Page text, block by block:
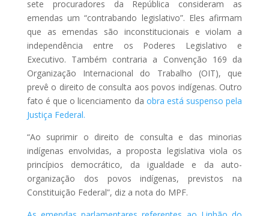
sete procuradores da República consideram as
emendas um “contrabando legislativo”. Eles afirmam
que as emendas são inconstitucionais e violam a
independência entre os Poderes Legislativo e
Executivo. Também contraria a Convenção 169 da
Organização Internacional do Trabalho (OIT), que
prevê o direito de consulta aos povos indígenas. Outro
fato é que o licenciamento da obra está suspenso pela
Justiça Federal.
“Ao suprimir o direito de consulta e das minorias
indígenas envolvidas, a proposta legislativa viola os
princípios democrático, da igualdade e da auto-
organização dos povos indígenas, previstos na
Constituição Federal”, diz a nota do MPF.